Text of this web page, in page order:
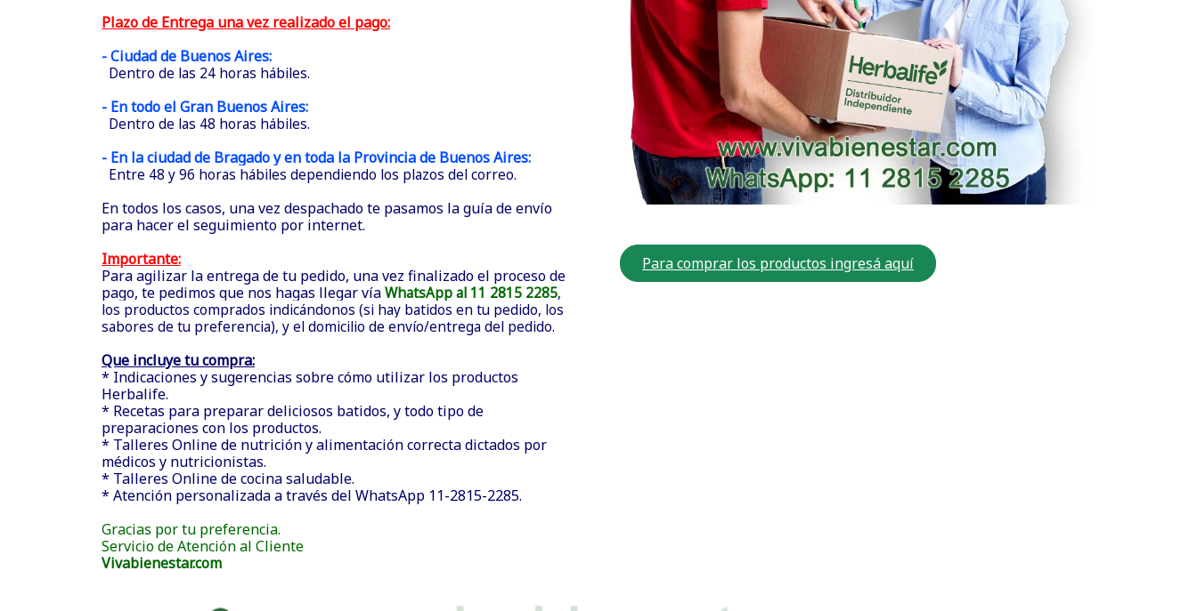
Plazo de Entrega una vez realizado el pago:
- Ciudad de Buenos Aires:
Dentro de las 24 horas hábiles.
- En todo el Gran Buenos Aires:
Dentro de las 48 horas hábiles.
- En la ciudad de Bragado y en toda la Provincia de Buenos Aires:
Entre 48 y 96 horas hábiles dependiendo los plazos del correo.
En todos los casos, una vez despachado te pasamos la guía de envío
para hacer el seguimiento por internet.
Importante:
Para agilizar la entrega de tu pedido, una vez finalizado el proceso de
pago, te pedimos que nos hagas llegar vía WhatsApp al 11 2815 2285,
los productos comprados indicándonos (si hay batidos en tu pedido, los
sabores de tu preferencia), y el domicilio de envío/entrega del pedido.
Que incluye tu compra:
* Indicaciones y sugerencias sobre cómo utilizar los productos
Herbalife.
* Recetas para preparar deliciosos batidos, y todo tipo de
preparaciones con los productos.
* Talleres Online de nutrición y alimentación correcta dictados por
médicos y nutricionistas.
* Talleres Online de cocina saludable.
* Atención personalizada a través del WhatsApp 11-2815-2285.
Gracias por tu preferencia.
Servicio de Atención al Cliente
Vivabienestar.com
Para comprar los productos ingresá aquí